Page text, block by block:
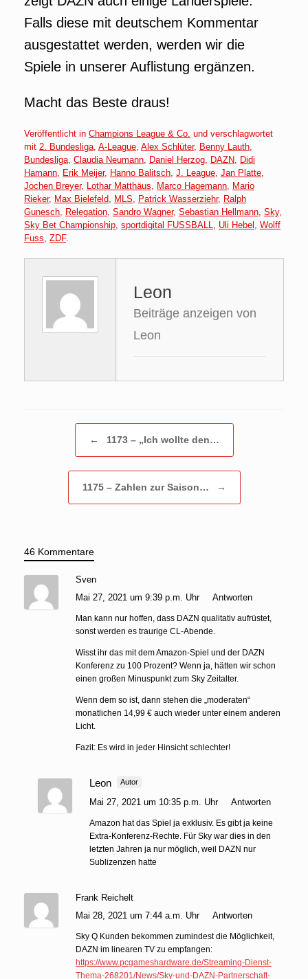
Falls diese mit deutschem Kommentar
ausgestattet werden, werden wir die
Spiele in unserer Auflistung ergänzen.
Macht das Beste draus!
Veröffentlicht in Champions League & Co. und verschlagwortet
mit 2. Bundesliga A-League Alex Schlüter, Benny Lauth
Bundesliga Claudia Neumann Daniel Herzog DAZN
Didi
Hamann
Erik Meijer, Hanno Balitsch J. League Jan Platte
Jochen Breyer, Lothar Matthäus Marco Hagemann
Mario
Rieker, Max Bielefeld MLS Patrick Wasserziehr, Ralph
Gunesch
Relegation Sandro Wagner, Sebastian Hellmann Sky,
Sky Bet Championship sportdigital FUSSBALL Uli Hebel
Wolff
Fuss ZDF.
Leon
Beiträge anzeigen von
Leon
← 1173 – „Ich wollte den…
1175 – Zahlen zur Saison… →
46 Kommentare
Sven
Mai 27, 2021 um 9:39 p.m. Uhr
Antworten
Man kann nur hoffen, dass DAZN qualitativ aufrüstet,
sonst werden es traurige CL-Abende.
Wisst ihr das mit dem Amazon-Spiel und der DAZN
Konferenz zu 100 Prozent? Wenn ja, hätten wir schon
einen großen Minuspunkt zum Sky Zeitalter.
Wenn dem so ist, dann stehen die „moderaten“
monatlichen 14,99 € auch wieder unter einem anderen
Licht.
Fazit: Es wird in jeder Hinsicht schlechter!
Leon Autor
Mai 27, 2021 um 10:35 p.m. Uhr Antworten
Amazon hat das Spiel ja exklusiv. Es gibt ja keine
Extra-Konferenz-Rechte. Für Sky war dies in den
letzten Jahren ja nur möglich, weil DAZN nur
Sublizenzen hatte
Frank Reichelt
Mai 28, 2021 um 7:44 a.m. Uhr
Antworten
Sky Q Kunden bekommen zumindest die Möglichkeit,
DAZN im linearen TV zu empfangen:
https://www.pcgameshardware.de/Streaming-Dienst-
Thema-268201/News/Sky-und-DAZN-Partnerschaft-